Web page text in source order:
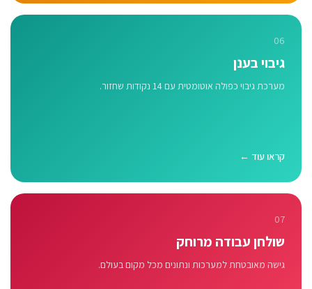
06
גיבוי בענן
מערכת גיבוי כפולה אוטומטית עם 14 נקודות שחזור.
קראו עוד ←
07
שולחן עבודה מרוחק
גישה מאובטחת למערכות ונתונים מכל מקום בעולם.